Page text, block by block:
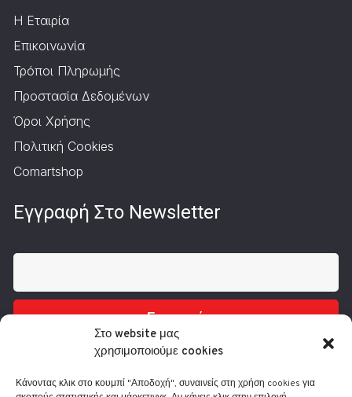
Στο website μας
χρησιμοποιούμε cookies
Κάνοντας κλικ στο κουμπί "Αποδοχή", συναινείς στη χρήση cookies για
Η Εταιρία
Επικοινωνία
Τρόποι Πληρωμής
Προστασία Δεδομένων
Όροι Χρήσης
Πολιτική Cookies
Comartshop
Εγγραφή Στο Newsletter
Εγγραφή